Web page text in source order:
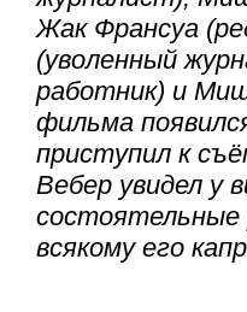
Жак Франсуа
(уволенный
работник) и
фильма
приступил к
Вебер увидел у
состоятельные
всякому его